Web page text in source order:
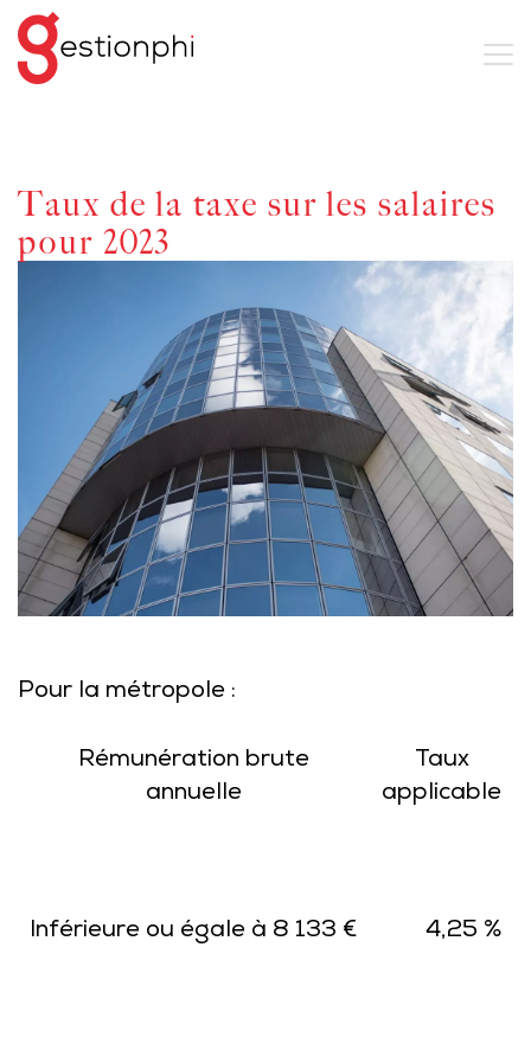
Taux de la taxe sur les salaires
pour 2023
Pour la métropole :
Rémunération brute
annuelle
Taux
applicable
Inférieure ou égale à 8 133 € 4,25 %